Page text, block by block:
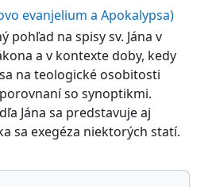
evanjelium a Apokalypsa)
pohľad na spisy sv. Jána v
a v kontexte doby, kedy
na teologické osobitosti
so synoptikmi.
Jána sa predstavuje aj
sa exegéza niektorých statí.